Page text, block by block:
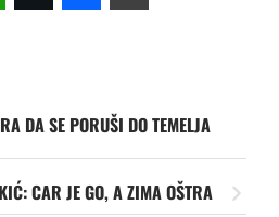
DA SE PORUŠI DO TEMELJA
CAR JE GO, A ZIMA OŠTRA